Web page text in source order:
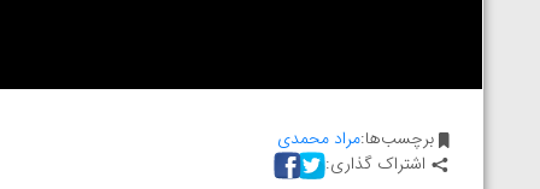
برچسب‌ها:مراد محمدی
اشتراک گذاری: